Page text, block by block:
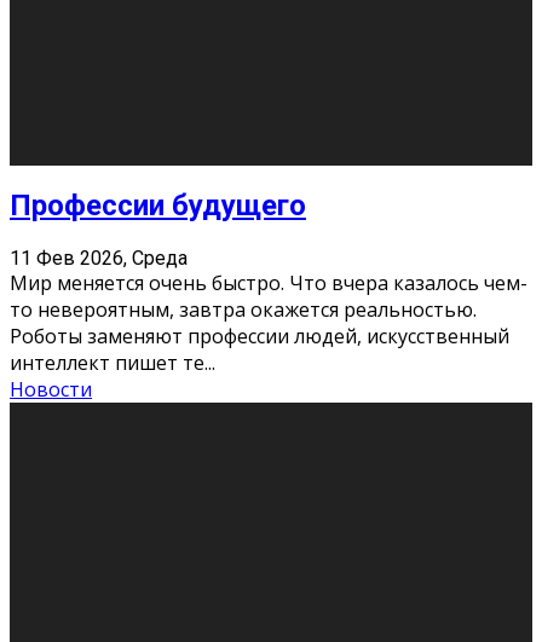
Как бороться со стрессом
11 Фев 2026, Среда
Стресс – нормальная реакция организма, когда
факторов, воздействующих на твой организм
больше, чем ресурсов. Есть советы, как бороться со
стрессовым состояни
Новости